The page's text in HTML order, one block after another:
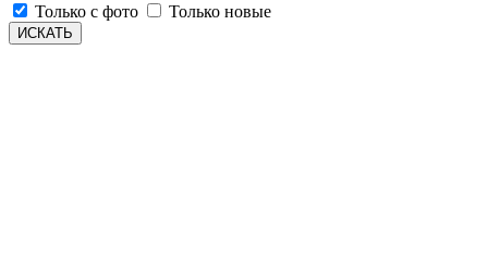
Только с фото
Только новые